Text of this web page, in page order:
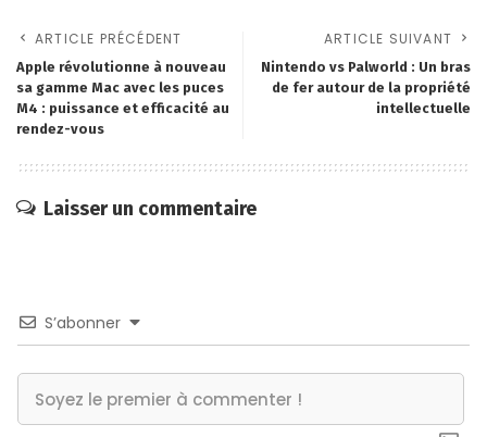
ARTICLE PRÉCÉDENT
Apple révolutionne à nouveau
sa gamme Mac avec les puces
M4 : puissance et efficacité au
rendez-vous
ARTICLE SUIVANT
Nintendo vs Palworld : Un bras
de fer autour de la propriété
intellectuelle
Laisser un commentaire
S’abonner